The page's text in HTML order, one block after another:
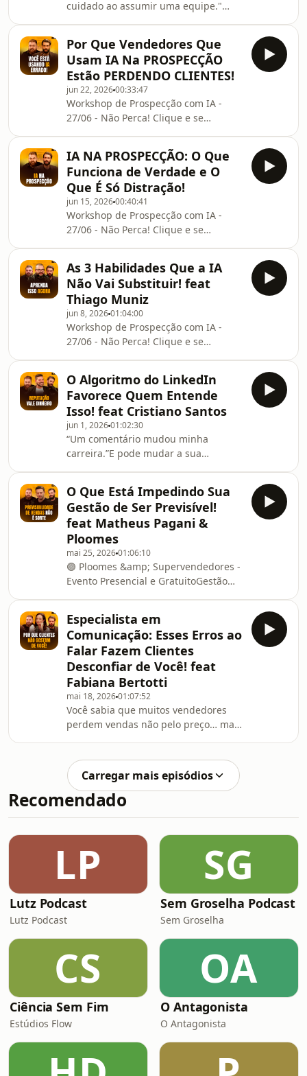
de 20 vendedores que não bate
meta... qual seria sua primeira
decisão?Contr
cuidado ao assumir uma equipe."
de vendas acreditam que liderança é
acompanhar indicadores, cobrar
metas e pressionar por
resultados. Mas a verdade é que os
melhores líderes são lembrados por
algo muito maior: eles transformam
pessoas.Neste episódio, falamos
sobre confiança, desenvolvimento,
auto
Por Que Vendedores Que
Usam IA Na PROSPECÇÃO
Estão PERDENDO CLIENTES!
jun 22, 202600:33:47
Workshop de Prospecção com IA -
27/06 - Não Perca! Clique e se
⁠https://supervendedores.com.br/workshop-
prospeccao-com-ia-podcast/ Você está
usando IA para vender mais... ou para
afastar clientes?Neste episódio do
Papo de Vendedor, Leandro Munhoz e
Daniel Mestre revelam os erros que
estão fazendo muitos vendedores
perderem oportunidades mesmo
usando Inteligência Artificial.Você vai
desco
IA NA PROSPECÇÃO: O Que
Funciona de Verdade e O
Que É Só Distração!
jun 15, 202600:40:41
Workshop de Prospecção com IA -
27/06 - Não Perca! Clique e se
https://supervendedores.com.br/workshop-
prospeccao-com-ia-podcast/Você
sente que está PROSPECTANDO cada
vez mais, mas gerando cada vez
menos respostas?Enquanto muitos
VENDEDORES acreditam que a IA vai
resolver seus problemas de vendas, a
verdade é que ela também está
enchendo a caixa de entrada dos seus
clientes com mensagens
As 3 Habilidades Que a IA
Não Vai Substituir! feat
Thiago Muniz
jun 8, 202601:04:00
Workshop de Prospecção com IA -
27/06 - Não Perca! Clique e se
https://supervendedores.com.br/workshop-
prospeccao-com-ia-podcast/Por que
alguém que já fez dezenas de cursos
continua cometendo os mesmos erros
nas reuniões?Por que vendedores
experientes sabem exatamente o que
deveriam fazer, mas na hora da
conversa com o cliente acabam
voltando para o piloto automático?E
mais importante: a
O Algoritmo do LinkedIn
Favorece Quem Entende
Isso! feat Cristiano Santos
jun 1, 202601:02:30
“Um comentário mudou minha
carreira.”E pode mudar a sua
superficial.Mas foi justamente nesse
cenário que uma simples mensagem
virou contrato, palestra e
oportunidade de negócio. Enquanto
muita gente usa o LinkedIn só para
mandar mensagem genérica e tentar
vender no primeiro contato, os
vendedores que mais fecham
negócios entenderam
O Que Está Impedindo Sua
Gestão de Ser Previsível!
feat Matheus Pagani &
Ploomes
mai 25, 202601:06:10
🟣 Ploomes &amp; Supervendedores -
Evento Presencial e GratuitoGestão
maioria das empresas não sofre por
falta de vendas. Sofre por falta de
previsibilidade.”Muitos gestores
confundem quantidade de
oportunidades com controle da
operação. Mas previsibilidade de
verdade exige processo, cultura,
tecnologia e acompanhamento diário
da máquina comercial.📌 Empresas
Especialista em
Comunicação: Esses Erros ao
Falar Fazem Clientes
Desconfiar de Você! feat
Fabiana Bertotti
mai 18, 202601:07:52
Você sabia que muitos vendedores
perdem vendas não pelo preço… mas
como pequenos erros de
comunicação criam barreiras
invisíveis durante uma negociação —
e por que alguns clientes
conversa.Você vai entender:🧠 Por que
o cérebro rejeita comunicações
complicadas🗣️ O erro de usar termos
técnicos demais🤝 Como
Carregar mais episódios
Recomendado
LP
Lutz Podcast
Lutz Podcast
SG
Sem Groselha Podcast
Sem Groselha
CS
Ciência Sem Fim
Estúdios Flow
OA
O Antagonista
O Antagonista